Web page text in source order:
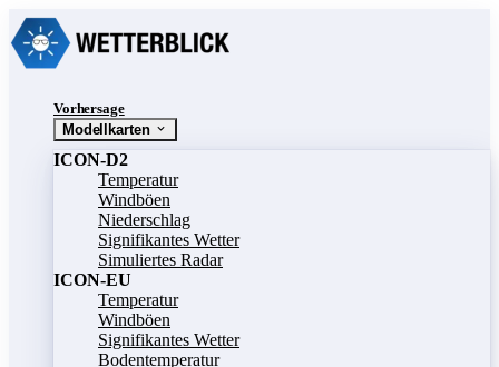
Vorhersage
Modellkarten
ICON-D2
Temperatur
Windböen
Niederschlag
Signifikantes Wetter
Simuliertes Radar
ICON-EU
Temperatur
Windböen
Signifikantes Wetter
Bodentemperatur